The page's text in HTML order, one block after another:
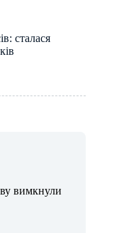
сталася
вимкнули